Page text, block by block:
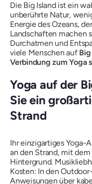
Die Big Island ist ein
unberührte Natur,
Energie des Ozeans,
Landschaften machen
Durchatmen und
viele Menschen auf
Verbindung zum Yoga
Yoga auf der
Sie ein
Strand
Ihr einzigartiges Yoga-
an den Strand, mit
Hintergrund.
Kosten: In den
Anweisungen über